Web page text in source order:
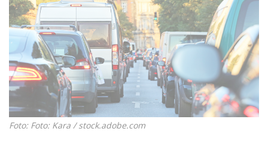
Foto: Foto: Kara / stock.adobe.com